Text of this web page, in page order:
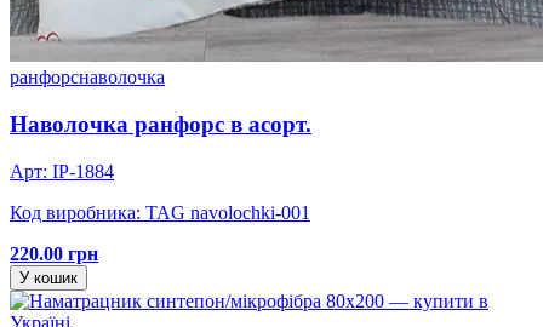
ранфорснаволочка
Наволочка ранфорс в асорт.
Арт: IP-1884
Код виробника: TAG navolochki-001
220.00 грн
У кошик